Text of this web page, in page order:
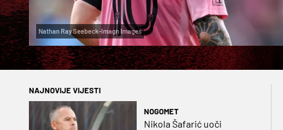
Nathan Ray Seebeck-Imagn Images
NAJNOVIJE VIJESTI
NOGOMET
Nikola Šafarić uoči